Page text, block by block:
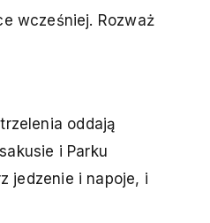
wcześniej. Rozważ
oddają
i Parku
jedzenie i napoje, i